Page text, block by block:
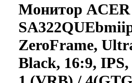
Монитор ACER
ZeroFrame,
Black, 16:9, IPS,